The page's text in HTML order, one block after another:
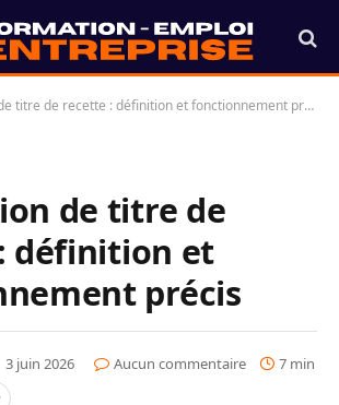
titre de recette : définition et fonctionnement précis
de titre de
définition et
précis
3 juin 2026 Aucun commentaire 7 min